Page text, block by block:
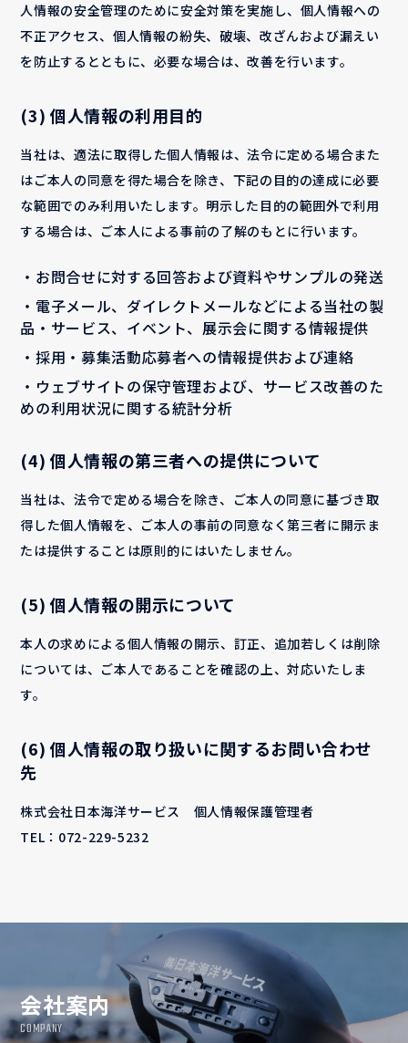
人情報の安全管理のために安全対策を実施し、個人情報への
不正アクセス、個人情報の紛失、破壊、改ざんおよび漏えい
を防止するとともに、必要な場合は、改善を行います。
(3) 個人情報の利用目的
当社は、適法に取得した個人情報は、法令に定める場合また
はご本人の同意を得た場合を除き、下記の目的の達成に必要
な範囲でのみ利用いたします。明示した目的の範囲外で利用
する場合は、ご本人による事前の了解のもとに行います。
・お問合せに対する回答および資料やサンプルの発送
・電子メール、ダイレクトメールなどによる当社の製
品・サービス、イベント、展示会に関する情報提供
・採用・募集活動応募者への情報提供および連絡
・ウェブサイトの保守管理および、サービス改善のた
めの利用状況に関する統計分析
(4) 個人情報の第三者への提供について
当社は、法令で定める場合を除き、ご本人の同意に基づき取
得した個人情報を、ご本人の事前の同意なく第三者に開示ま
たは提供することは原則的にはいたしません。
(5) 個人情報の開示について
本人の求めによる個人情報の開示、訂正、追加若しくは削除
については、ご本人であることを確認の上、対応いたしま
す。
(6) 個人情報の取り扱いに関するお問い合わせ
先
株式会社日本海洋サービス 個人情報保護管理者
TEL： 072-229-5232
会社案内
COMPANY